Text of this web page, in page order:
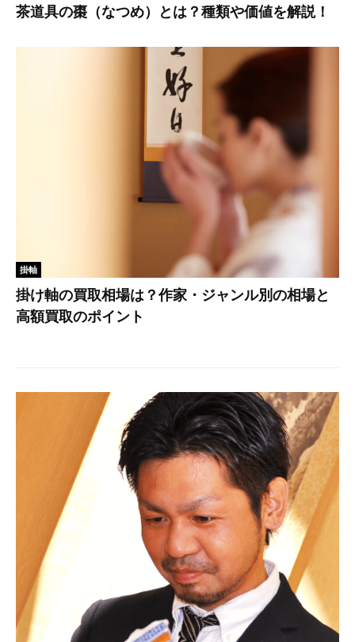
茶道具の棗（なつめ）とは？種類や価値を解説！
掛軸
掛け軸の買取相場は？作家・ジャンル別の相場と
高額買取のポイント